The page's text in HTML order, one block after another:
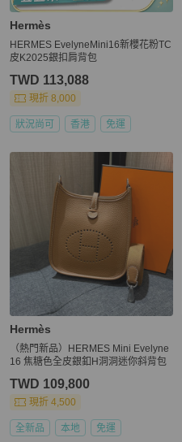
Hermès
HERMES EvelyneMini16新櫻花粉TC
皮K2025銀扣肩背包
TWD 113,088
現折 8,000
狀況尚可 香港 免運
Hermès
（熱門新品）HERMES Mini Evelyne
16 焦糖色全皮銀釦H洞洞迷你斜背包
TWD 109,800
現折 4,500
全新品 本地 免運